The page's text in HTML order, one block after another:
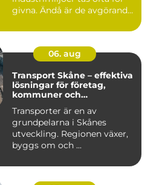
givna. Ändå är de avgörande
06. aug
Transport Skåne – effektiva
lösningar för företag,
kommuner och
Transporter är en av
grundpelarna i Skånes
utveckling. Regionen växer,
byggs om och ...